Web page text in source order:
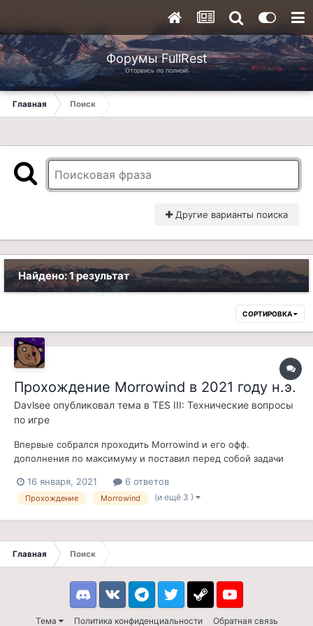
Форумы FullRest
Оторвись по полной!
Главная Поиск
Другие варианты поиска
Найдено: 1 результат
СОРТИРОВКА
Прохождение Morrowind в 2021 году н.э.
Davlsee опубликовал тема в TES III: Технические вопросы
по игре
Впервые собрался проходить Morrowind и его офф.
дополнения по максимуму и поставил перед собой задачи
этом пути. Первое что я хотел сделать - это разобраться со
всеми любимым GFM, хотелось бы разобраться какую
16 января, 2021 6 ответов
Прохождение Morrowind (и ещё 3 )
Главная Поиск
Тема Политика конфиденциальности Обратная связь
DiscordVK TelegramTwitter Steam Youtube